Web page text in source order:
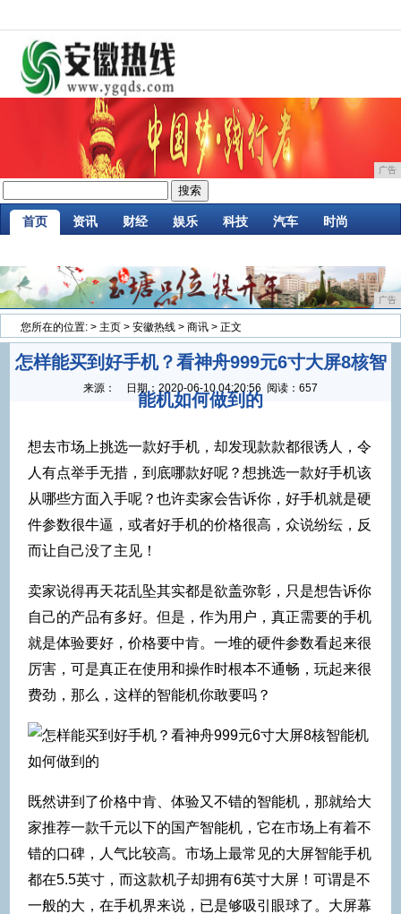
广告
首页 资讯 财经 娱乐 科技 汽车 时尚
广告
您所在的位置: > 主页 > 安徽热线 > 商讯 > 正文
怎样能买到好手机？看神舟999元6寸大屏8核智
能机如何做到的
来源： 日期： 2020-06-10 04:20:56 阅读：657
想去市场上挑选一款好手机，却发现款款都很诱人，令
人有点举手无措，到底哪款好呢？想挑选一款好手机该
从哪些方面入手呢？也许卖家会告诉你，好手机就是硬
件参数很牛逼，或者好手机的价格很高，众说纷纭，反
而让自己没了主见！
卖家说得再天花乱坠其实都是欲盖弥彰，只是想告诉你
自己的产品有多好。但是，作为用户，真正需要的手机
就是体验要好，价格要中肯。一堆的硬件参数看起来很
厉害，可是真正在使用和操作时根本不通畅，玩起来很
费劲，那么，这样的智能机你敢要吗？
既然讲到了价格中肯、体验又不错的智能机，那就给大
家推荐一款千元以下的国产智能机，它在市场上有着不
错的口碑，人气比较高。市场上最常见的大屏智能手机
都在5.5英寸，而这款机子却拥有6英寸大屏！可谓是不
一般的大，在手机界来说，已是够吸引眼球了。大屏幕